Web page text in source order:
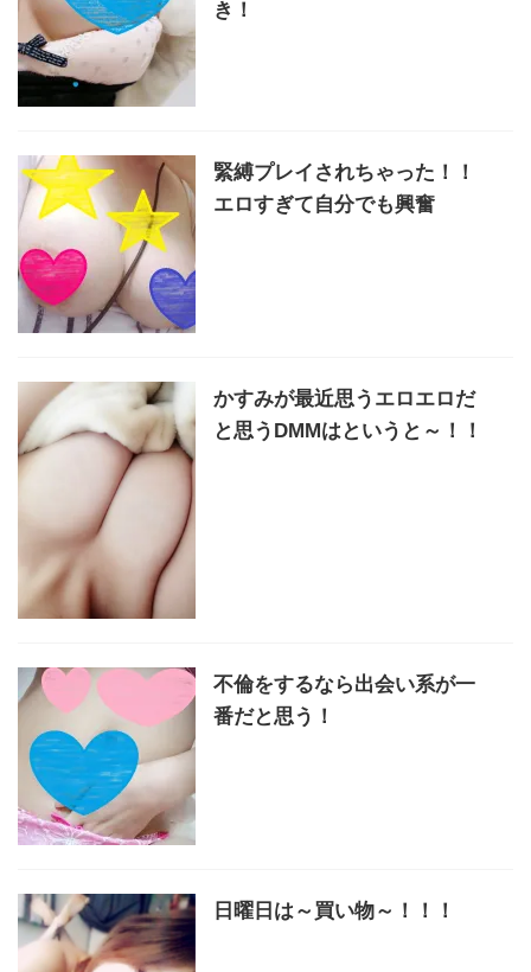
き！
緊縛プレイされちゃった！！
エロすぎて自分でも興奮
かすみが最近思うエロエロだ
と思うDMMはというと～！！
不倫をするなら出会い系が一
番だと思う！
日曜日は～買い物～！！！